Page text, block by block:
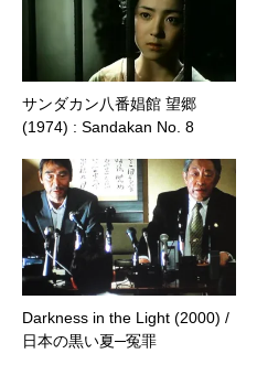
サンダカン八番娼館 望郷
(1974) : Sandakan No. 8
Darkness in the Light (2000) /
日本の黒い夏─冤罪